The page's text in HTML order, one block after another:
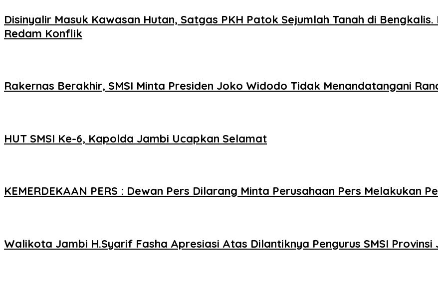
Disinyalir Masuk Kawasan Hutan, Satgas PKH Patok Sejumlah Tanah di
Redam Konflik
Rakernas Berakhir, SMSI Minta Presiden Joko Widodo Tidak Menandatangani
HUT SMSI Ke-6, Kapolda Jambi Ucapkan Selamat
KEMERDEKAAN PERS : Dewan Pers Dilarang Minta Perusahaan Pers Melakukan
Walikota Jambi H.Syarif Fasha Apresiasi Atas Dilantiknya Pengurus SMSI Provinsi